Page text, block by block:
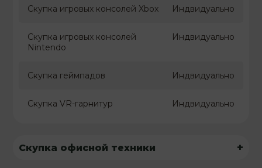
Скупка игровых консолей Xbox Индвидуально
Скупка игровых консолей
Nintendo
Индвидуально
Скупка геймпадов Индвидуально
Скупка VR-гарнитур Индвидуально
Скупка офисной техники +